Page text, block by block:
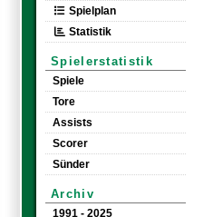
Spielplan
Statistik
Spielerstatistik
Spiele
Tore
Assists
Scorer
Sünder
Archiv
1991 - 2025